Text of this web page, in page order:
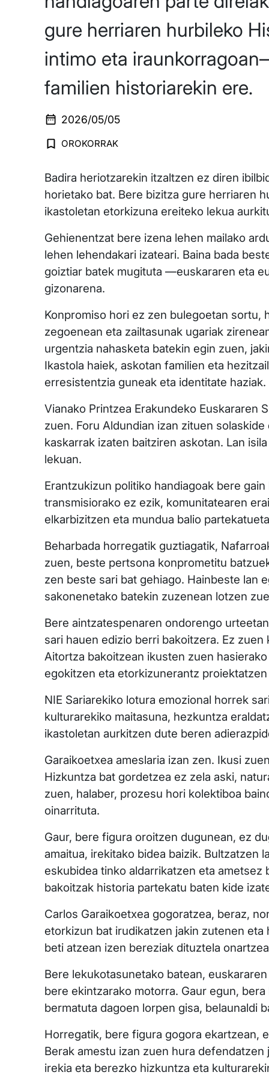
gure herriaren hurbileko
intimo eta
familien historiarekin ere.
2026/05/05
OROKORRAK
Badira heriotzarekin itzaltzen ez diren
horietako bat. Bere bizitza gure herriaren
ikastoletan etorkizuna ereiteko lekua
Gehienentzat bere izena lehen mailako
lehen lehendakari izateari. Baina bada
goiztiar batek mugituta —euskararen eta
gizonarena.
Konpromiso hori ez zen bulegoetan sortu,
zegoenean eta zailtasunak ugariak
urgentzia nahasketa batekin egin zuen,
Ikastola haiek, askotan familien eta
erresistentzia guneak eta identitate haziak.
Vianako Printzea Erakundeko Euskararen
zuen. Foru Aldundian izan zituen
kaskarrak izaten baitziren askotan. Lan
lekuan.
Erantzukizun politiko handiagoak bere
transmisiorako ez ezik, komunitatearen
elkarbizitzen eta mundua balio
Beharbada horregatik guztiagatik,
zuen, beste pertsona konprometitu
zen beste sari bat gehiago. Hainbeste lan
sakonenetako batekin zuzenean lotzen
Bere aintzatespenaren ondorengo
sari hauen edizio berri bakoitzera. Ez
Aitortza bakoitzean ikusten zuen
egokitzen eta etorkizunerantz
NIE Sariarekiko lotura emozional horrek
kulturarekiko maitasuna, hezkuntza
ikastoletan aurkitzen dute beren
Garaikoetxea ameslaria izan zen. Ikusi
Hizkuntza bat gordetzea ez zela aski,
zuen, halaber, prozesu hori kolektiboa
oinarrituta.
Gaur, bere figura oroitzen dugunean, ez
amaitua, irekitako bidea baizik.
eskubidea tinko aldarrikatzen eta
bakoitzak historia partekatu baten kide
Carlos Garaikoetxea gogoratzea, beraz,
etorkizun bat irudikatzen jakin zutenen
beti atzean izen bereziak dituztela
Bere lekukotasunetako batean,
bere ekintzarako motorra. Gaur egun,
bermatuta dagoen lorpen gisa, belaunaldi
Horregatik, bere figura gogora ekartzean,
Berak amestu izan zuen hura
irekia eta berezko hizkuntza eta